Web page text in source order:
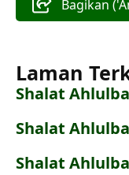
Bagikan
Laman
Shalat
Shalat
Shalat